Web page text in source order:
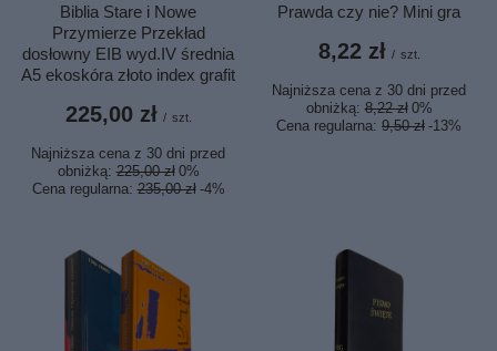
Biblia Stare i Nowe
Przymierze Przekład
dosłowny EIB wyd.IV średnia
A5 ekoskóra złoto index grafit
225,00 zł / szt.
Najniższa cena z 30 dni przed
obniżką:225,00 zł 0%
Cena regularna:235,00 zł -4%
Prawda czy nie? Mini gra
8,22 zł / szt.
Najniższa cena z 30 dni przed
obniżką:8,22 zł 0%
Cena regularna: 9,50 zł -13%